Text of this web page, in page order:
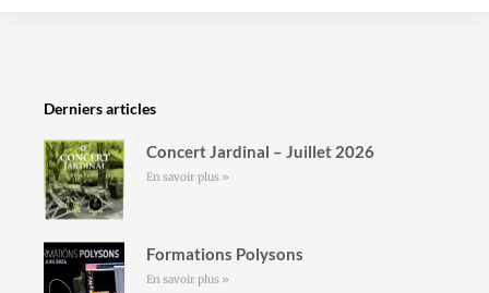
Derniers articles
Concert Jardinal – Juillet 2026
En savoir plus »
Formations Polysons
En savoir plus »